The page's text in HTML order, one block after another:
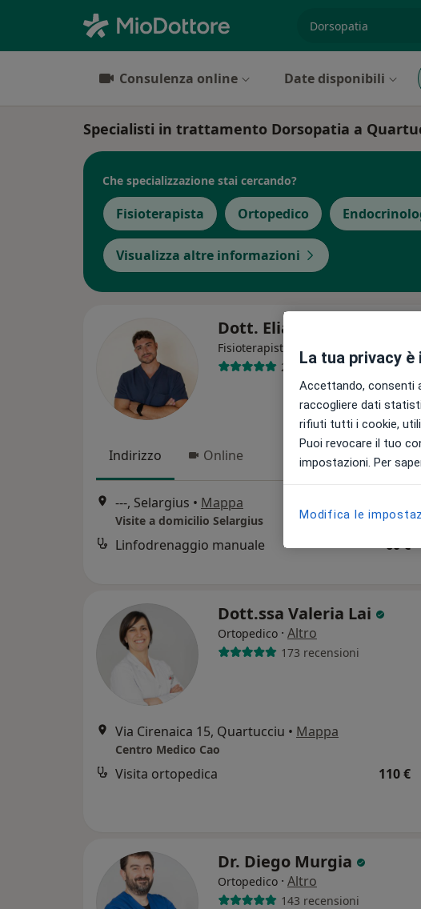
Consulenza online Date disponibili
Specialisti in trattamento Dorsopatia a
Che specializzazione stai cercando?
Fisioterapista Ortopedico
Visualizza altre informazioni
Dott. Elia Pes
Fisioterapista
20 recensioni
Indirizzo Online
---, Selargius • Mappa
Visite a domicilio Selargius
Linfodrenaggio manuale 60 €
Dott.ssa Valeria Lai
Ortopedico · Altro
173 recensioni
Via Cirenaica 15, Quartucciu • Mappa
Centro Medico Cao
Visita ortopedica 110 €
Dr. Diego Murgia
Ortopedico · Altro
143 recensioni
La tua privacy
Accettando, consenti
raccogliere dati
rifiuti tutti i cookie,
Puoi revocare il tuo
impostazioni. Per
Modifica le